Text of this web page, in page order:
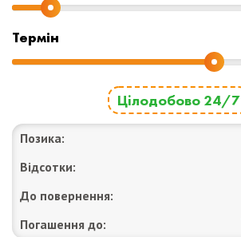
Термін
Цілодобово 24/7
Позика:
Відсотки:
До повернення:
Погашення до: